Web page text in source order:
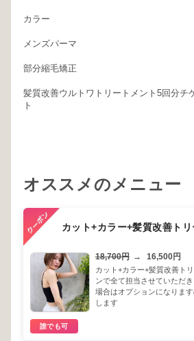
カラー
メンズパーマ
部分縮毛矯正
髪質改善ウルトワトリートメント5回分チ
ト
オススメのメニュー
カット+カラー+髪質改善トリ
18,700円 → 16,500円
カット+カラー+髪質改善ト
ンで全て担当させていただ
場合はオプションになりま
します
誰でも可